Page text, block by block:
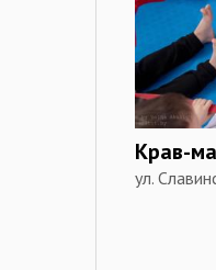
Крав-
ул.